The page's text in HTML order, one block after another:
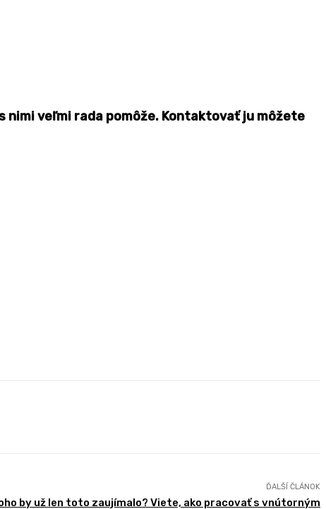
veľmi rada pomôže. Kontaktovať ju môžete
ĎALŠÍ ČLÁNOK
by už len toto zaujímalo? Viete, ako pracovať s vnútorným